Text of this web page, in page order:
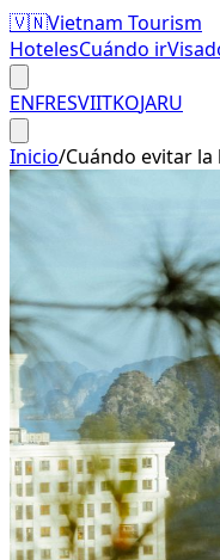
🇻🇳Vietnam Tourism
HotelesCuándo ir
ENFRESVIITKOJARU
Inicio/Cuándo evitar